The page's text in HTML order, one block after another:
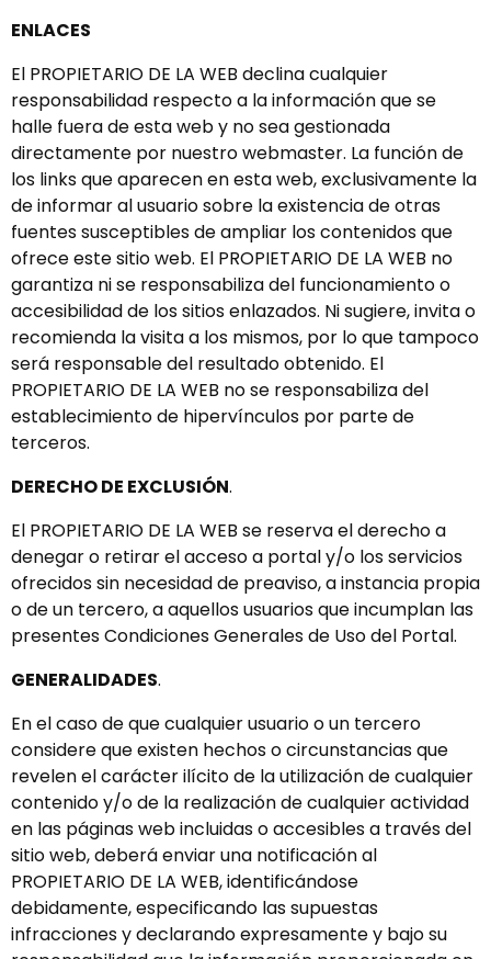
ENLACES
El PROPIETARIO DE LA WEB declina cualquier
responsabilidad respecto a la información que se
halle fuera de esta web y no sea gestionada
directamente por nuestro webmaster. La función de
los links que aparecen en esta web, exclusivamente la
de informar al usuario sobre la existencia de otras
fuentes susceptibles de ampliar los contenidos que
ofrece este sitio web. El PROPIETARIO DE LA WEB no
garantiza ni se responsabiliza del funcionamiento o
accesibilidad de los sitios enlazados. Ni sugiere, invita o
recomienda la visita a los mismos, por lo que tampoco
será responsable del resultado obtenido. El
PROPIETARIO DE LA WEB no se responsabiliza del
establecimiento de hipervínculos por parte de
terceros.
DERECHO DE EXCLUSIÓN.
El PROPIETARIO DE LA WEB se reserva el derecho a
denegar o retirar el acceso a portal y/o los servicios
ofrecidos sin necesidad de preaviso, a instancia propia
o de un tercero, a aquellos usuarios que incumplan las
presentes Condiciones Generales de Uso del Portal.
GENERALIDADES.
En el caso de que cualquier usuario o un tercero
considere que existen hechos o circunstancias que
revelen el carácter ilícito de la utilización de cualquier
contenido y/o de la realización de cualquier actividad
en las páginas web incluidas o accesibles a través del
sitio web, deberá enviar una notificación al
PROPIETARIO DE LA WEB, identificándose
debidamente, especificando las supuestas
infracciones y declarando expresamente y bajo su